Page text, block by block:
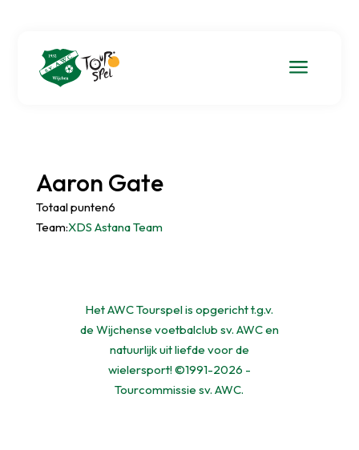
a
Aaron Gate
Totaal punten6
Team:XDS Astana Team
Het AWC Tourspel is opgericht t.g.v.
de Wijchense voetbalclub sv. AWC en
natuurlijk uit liefde voor de
wielersport! ©1991-2026 -
Tourcommissie sv. AWC.